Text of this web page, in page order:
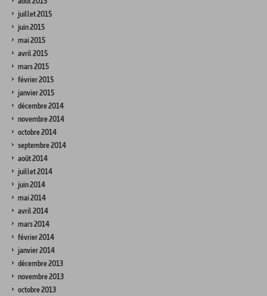
juillet 2015
juin 2015
mai 2015
avril 2015
mars 2015
février 2015
janvier 2015
décembre 2014
novembre 2014
octobre 2014
septembre 2014
août 2014
juillet 2014
juin 2014
mai 2014
avril 2014
mars 2014
février 2014
janvier 2014
décembre 2013
novembre 2013
octobre 2013